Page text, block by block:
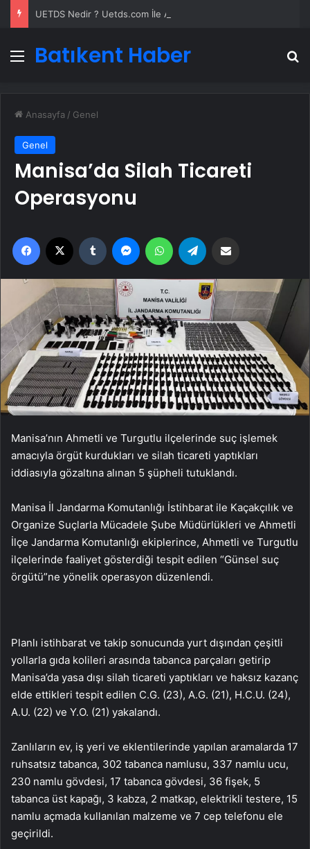
Menü
Batıkent Haber
Anasayfa / Genel
Genel
Manisa’da Silah Ticareti
Operasyonu
Facebook Tumblr MessengerWhatsApp
Manisa’nın Ahmetli ve Turgutlu ilçelerinde suç işlemek
amacıyla örgüt kurdukları ve silah ticareti yaptıkları
iddiasıyla gözaltına alınan 5 şüpheli tutuklandı.
Manisa İl Jandarma Komutanlığı İstihbarat ile Kaçakçılık ve
Organize Suçlarla Mücadele Şube Müdürlükleri ve Ahmetli
İlçe Jandarma Komutanlığı ekiplerince, Ahmetli ve Turgutlu
ilçelerinde faaliyet gösterdiği tespit edilen “Günsel suç
örgütü”ne yönelik operasyon düzenlendi.
Planlı istihbarat ve takip sonucunda yurt dışından çeşitli
yollarla gıda kolileri arasında tabanca parçaları getirip
Manisa’da yasa dışı silah ticareti yaptıkları ve haksız kazanç
elde ettikleri tespit edilen C.G. (23), A.G. (21), H.C.U. (24),
A.U. (22) ve Y.O. (21) yakalandı.
Zanlıların ev, iş yeri ve eklentilerinde yapılan aramalarda 17
ruhsatsız tabanca, 302 tabanca namlusu, 337 namlu ucu,
230 namlu gövdesi, 17 tabanca gövdesi, 36 fişek, 5
tabanca üst kapağı, 3 kabza, 2 matkap, elektrikli testere, 15
namlu açmada kullanılan malzeme ve 7 cep telefonu ele
geçirildi.